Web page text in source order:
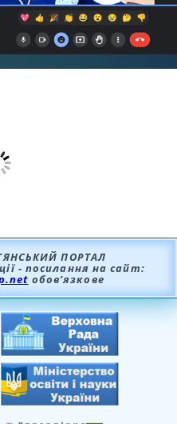
ПОРТАЛ
- посилання на сайт:
обов’язкове